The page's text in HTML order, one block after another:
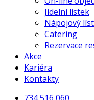
Jídelní lístek
Nápojový
Catering
Rezervace
Akce
Kariéra
Kontakty